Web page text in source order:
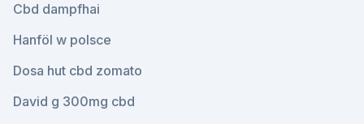
Cbd dampfhai
Hanföl w polsce
Dosa hut cbd zomato
David g 300mg cbd